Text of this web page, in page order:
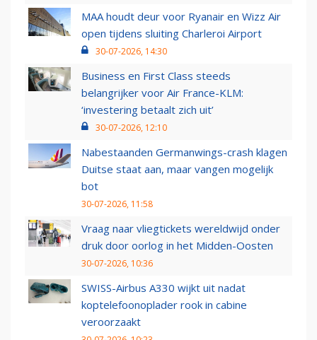
MAA houdt deur voor Ryanair en Wizz Air
open tijdens sluiting Charleroi Airport
30-07-2026, 14:30
Business en First Class steeds
belangrijker voor Air France-KLM:
‘investering betaalt zich uit’
30-07-2026, 12:10
Nabestaanden Germanwings-crash klagen
Duitse staat aan, maar vangen mogelijk
bot
30-07-2026, 11:58
Vraag naar vliegtickets wereldwijd onder
druk door oorlog in het Midden-Oosten
30-07-2026, 10:36
SWISS-Airbus A330 wijkt uit nadat
koptelefoonoplader rook in cabine
veroorzaakt